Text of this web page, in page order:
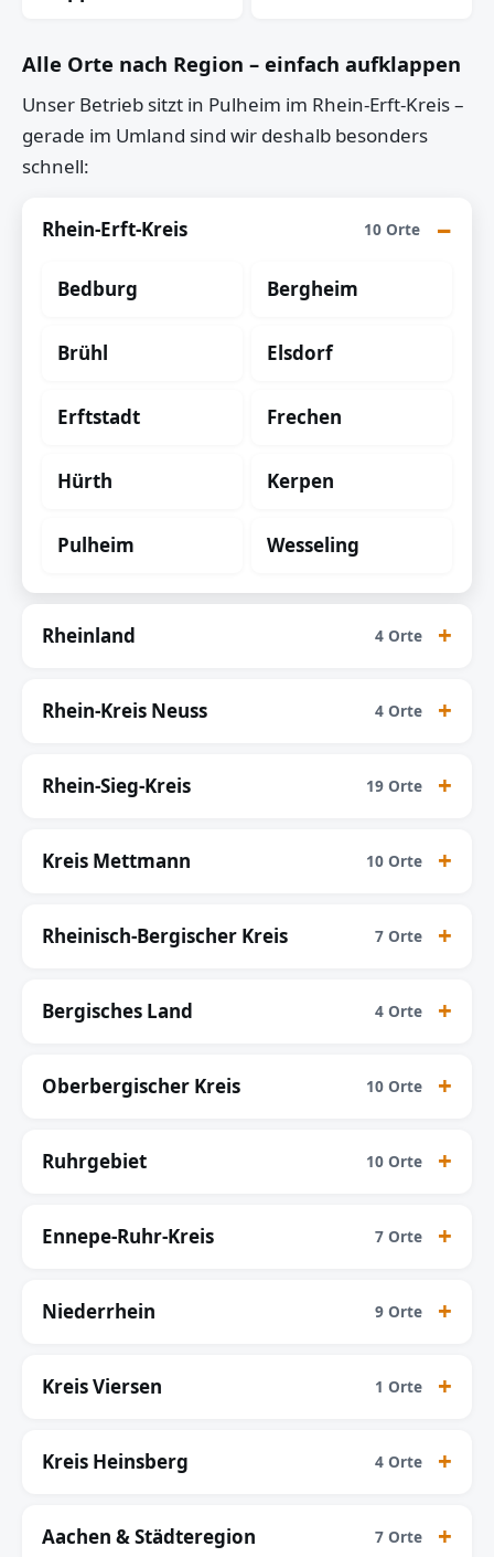
Alle Orte nach Region – einfach aufklappen
Unser Betrieb sitzt in Pulheim im Rhein-Erft-Kreis –
gerade im Umland sind wir deshalb besonders
schnell:
Rhein-Erft-Kreis 10 Orte
Bedburg Bergheim
Brühl Elsdorf
Erftstadt Frechen
Hürth Kerpen
Pulheim Wesseling
Rheinland 4 Orte
Rhein-Kreis Neuss 4 Orte
Rhein-Sieg-Kreis 19 Orte
Kreis Mettmann 10 Orte
Rheinisch-Bergischer Kreis 7 Orte
Bergisches Land 4 Orte
Oberbergischer Kreis 10 Orte
Ruhrgebiet 10 Orte
Ennepe-Ruhr-Kreis 7 Orte
Niederrhein 9 Orte
Kreis Viersen 1 Orte
Kreis Heinsberg 4 Orte
Aachen & Städteregion 7 Orte